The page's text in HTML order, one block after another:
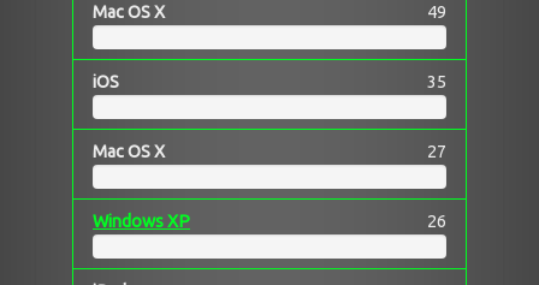
Mac OS X 49
iOS 35
Mac OS X 27
Windows XP 26